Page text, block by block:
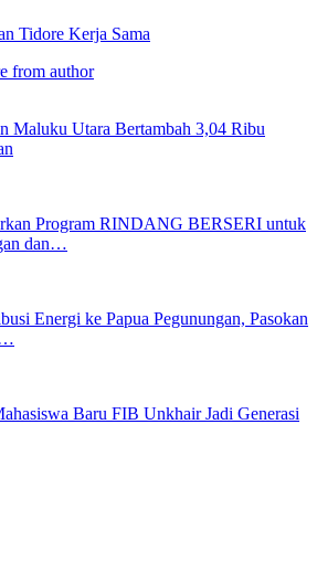
Tidore Kerja Sama
from author
Maluku Utara Bertambah 3,04 Ribu
Program RINDANG BERSERI untuk
dan…
Energi ke Papua Pegunungan, Pasokan
Baru FIB Unkhair Jadi Generasi